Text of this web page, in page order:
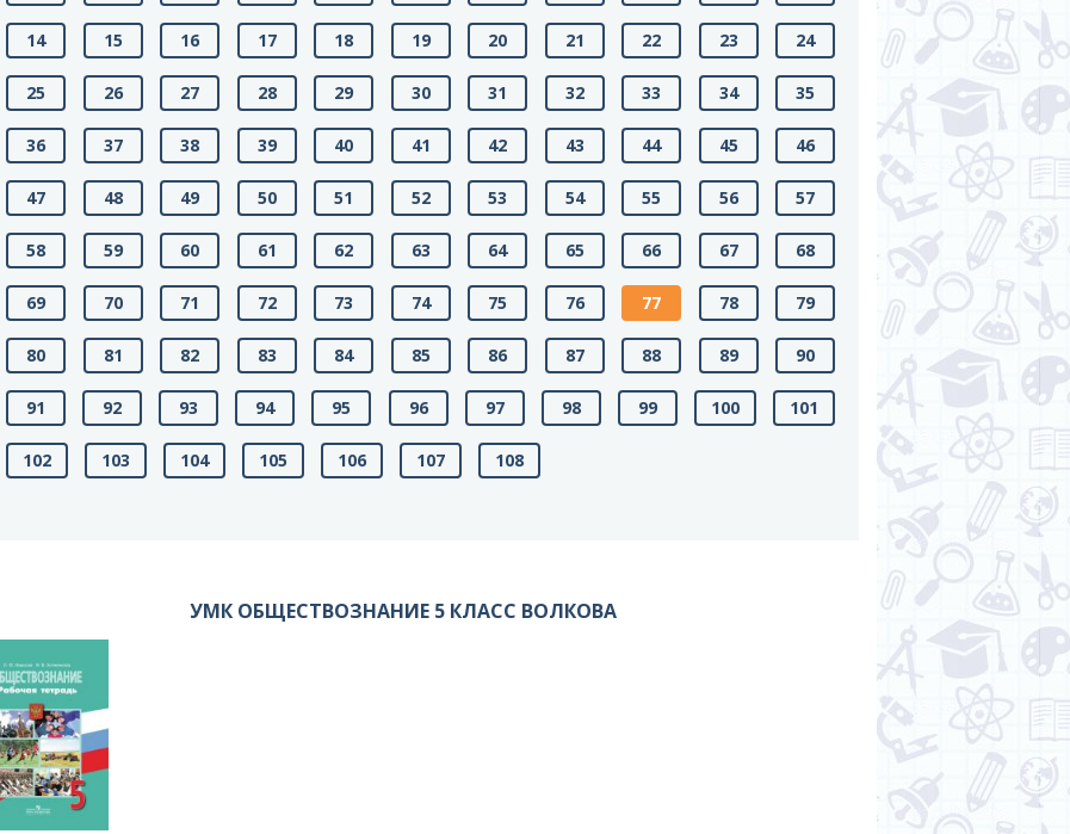
14 15 16 17 18 19 20 21 22 23 24
25 26 27 28 29 30 31 32 33 34 35
36 37 38 39 40 41 42 43 44 45 46
47 48 49 50 51 52 53 54 55 56 57
58 59 60 61 62 63 64 65 66 67 68
69 70 71 72 73 74 75 76 77 78 79
80 81 82 83 84 85 86 87 88 89 90
91 92 93 94 95 96 97 98 99 100 101
102 103 104 105 106 107 108
УМК ОБЩЕСТВОЗНАНИЕ 5 КЛАСС ВОЛКОВА